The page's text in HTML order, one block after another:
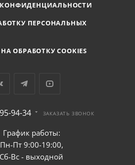
ПЕРСОНАЛЬНЫХ
ОБРАБОТКУ COOKIES
94-34 ЗАКАЗАТЬ ЗВОНОК
График работы:
Пн-Пт 9:00-19:00,
Сб-Вс - выходной